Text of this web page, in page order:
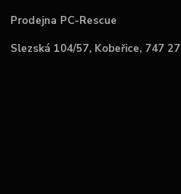
Prodejna PC-Rescue
Slezská 104/57, Kobeřice, 747 27